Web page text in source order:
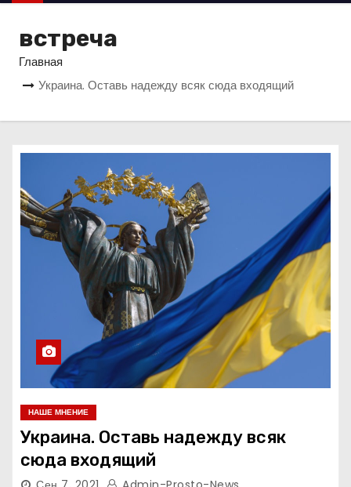
встреча
Главная
Украина. Оставь надежду всяк сюда входящий
НАШЕ МНЕНИЕ
Украина. Оставь надежду всяк
сюда входящий